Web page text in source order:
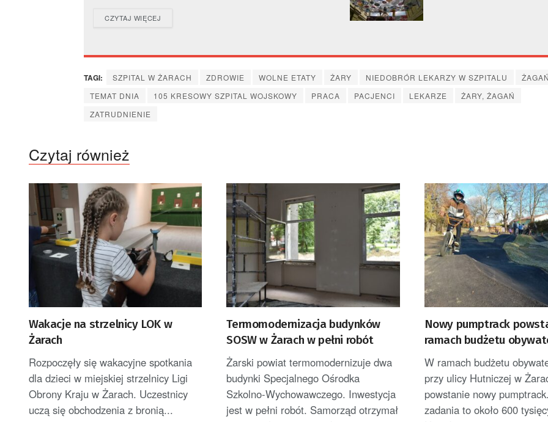
CZYTAJ WIĘCEJ
TAGI: SZPITAL W ŻARACH ZDROWIE WOLNE ETATY ŻARY NIEDOBRÓR LEKARZY W SZPITALU
TEMAT DNIA
105 KRESOWY SZPITAL WOJSKOWY PRACA PACJENCI LEKARZE
ŻARY, ŻAGAŃ
ZATRUDNIENIE
Czytaj również
Wakacje na strzelnicy LOK w
Żarach
Rozpoczęły się wakacyjne spotkania
dla dzieci w miejskiej strzelnicy Ligi
Obrony Kraju w Żarach. Uczestnicy
uczą się obchodzenia z bronią...
Termomodernizacja budynków
SOSW w Żarach w pełni robót
Żarski powiat termomodernizuje dwa
budynki Specjalnego Ośrodka
Szkolno-Wychowawczego. Inwestycja
jest w pełni robót. Samorząd otrzymał
Nowy pumptrack
ramach budżetu
Żar
W ramach budżetu
przy ulicy Hutniczej w
powstanie nowy
zadania to około 600